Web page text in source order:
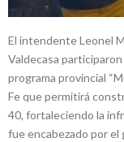
El intendente Leonel
Valdecasa
programa provincial
Fe que permitirá
40, fortaleciendo la
fue encabezado por